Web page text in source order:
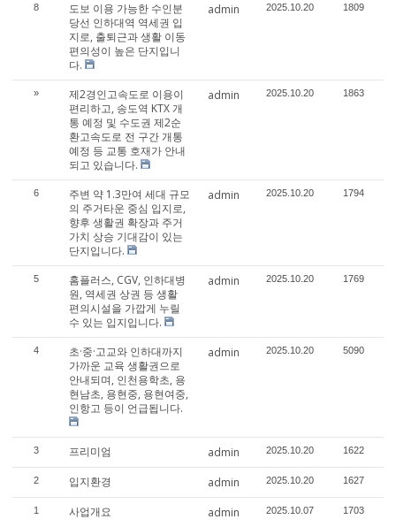
8
도보 이용 가능한 수인분
당선 인하대역 역세권 입
지로, 출퇴근과 생활 이동
편의성이 높은 단지입니
다.
admin 2025.10.20 1809
»
제2경인고속도로 이용이
편리하고, 송도역 KTX 개
통 예정 및 수도권 제2순
환고속도로 전 구간 개통
예정 등 교통 호재가 안내
되고 있습니다.
admin 2025.10.20 1863
6
주변 약 1.3만여 세대 규모
의 주거타운 중심 입지로,
향후 생활권 확장과 주거
가치 상승 기대감이 있는
단지입니다.
admin 2025.10.20 1794
5
홈플러스, CGV, 인하대병
원, 역세권 상권 등 생활
편의시설을 가깝게 누릴
수 있는 입지입니다.
admin 2025.10.20 1769
4
초·중·고교와 인하대까지
가까운 교육 생활권으로
안내되며, 인천용학초, 용
현남초, 용현중, 용현여중,
인항고 등이 언급됩니다.
admin 2025.10.20 5090
3 프리미엄 admin 2025.10.20 1622
2 입지환경 admin 2025.10.20 1627
1 사업개요 admin 2025.10.07 1703